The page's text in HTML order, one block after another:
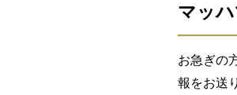
マッ
お急ぎの
報をお送